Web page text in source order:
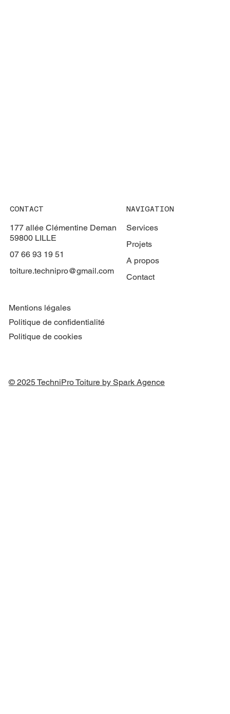
CONTACT
177 allée Clémentine Deman
59800 LILLE
07 66 93 19 51
toiture.technipro@gmail.com
NAVIGATION
Services
Projets
A propos
Contact
Mentions légales
Politique de confidentialité
Politique de cookies
© 2025 TechniPro Toiture by Spark Agence